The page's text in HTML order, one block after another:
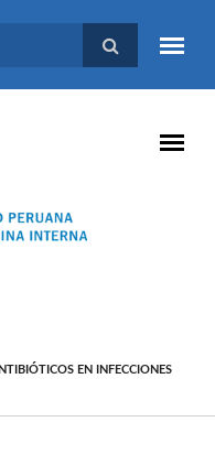
EN INFECCIONES